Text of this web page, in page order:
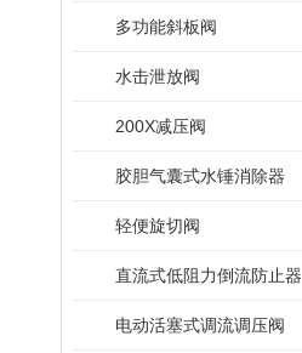
多功能斜板阀
水击泄放阀
200X减压阀
胶胆气囊式水锤消除器
轻便旋切阀
直流式低阻力倒流防止器
电动活塞式调流调压阀